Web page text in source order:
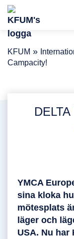
KFUM »
Campacity!
YMCA
sina kloka
mötesplats
läger och
USA. Nu har